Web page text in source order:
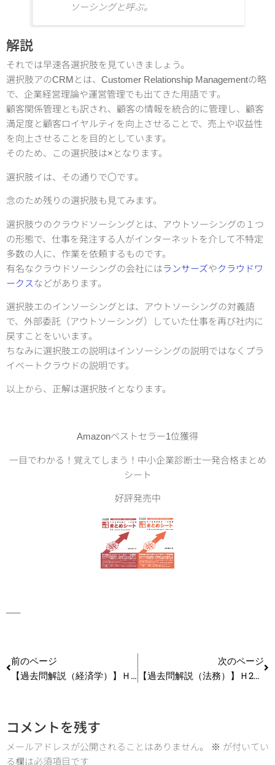
ソーシングと呼ぶ。
解説
それでは早速各選択肢を見ていきましょう。
選択肢アのCRMとは、Customer Relationship Managementの略
で、企業経営理論や運営管理でも出てきた用語です。
顧客関係管理とも訳され、顧客の情報を統合的に管理し、顧客
満足度と顧客ロイヤルティを向上させることで、売上や収益性
を向上させることを目的としています。
そのため、この選択肢は×となります。
選択肢イは、その通りで〇です。
念のため残りの選択肢も見てみます。
選択肢ウのクラウドソーシングとは、アウトソーシングの１つ
の形態で、仕事を発注する人がインターネットを介して不特定
多数の人に、作業を依頼するものです。
有名なクラウドソーシングの会社にはランサーズやクラウドワ
ークスなどがあります。
選択肢エのインソーシングとは、アウトソーシングの対義語
で、外部委託（アウトソーシング）していた仕事を再び社内に
戻すことをいいます。
ちなみに選択肢エの説明はインソーシングの説明ではなくプラ
イベートクラウドの説明です。
以上から、正解は選択肢イとなります。
Amazonベストセラー1位獲得
一目でわかる！覚えてしまう！中小企業診断士一発合格まとめ
シート
好評発売中
—–
前のページ
【過去問解説（経済学）】Ｈ25 第12問 投資に関する理論
次のページ
【過去問解説（法務）】Ｈ24 第13問 産業財産権（特許権）
コメントを残す
メールアドレスが公開されることはありません。 ※ が付いてい
る欄は必須項目です